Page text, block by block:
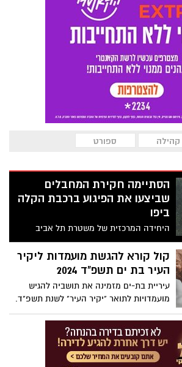
קהילה ספורט
הסתיימה חקירת המחבלים
שביצעו את הפיגוע ברכבת הקלה
ביפו
היחידה המרכזית של משטרת תל אביב
והשב"כ סיימו את חקירת הפיגוע האכזרי
בתחנת הרכבת הקלה ביפו בו נרצחו 7
אזרחים ונפצעו 16.
קול קורא להגשת מועמדות ליקיר
העיר בת ים תשפ"ד 2024
עיריית בת-ים מזמינה את תושביה להגיש
מועמדויות לתואר "יקיר העיר" לשנת תשפ"ד.
התואר המכובד מוענק לאנשים שתרמו תרומה
יוצאת דופן ומשמעותית לעיר ולחברה
בתחומים כמו חינוך, תרבות, ספורט, קהילה
ועוד.